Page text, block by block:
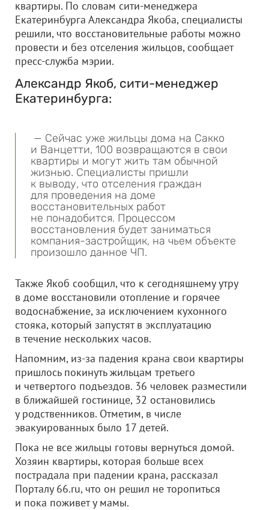
квартиры. По словам сити-менеджера
Екатеринбурга Александра Якоба, специалисты
решили, что восстановительные работы можно
провести и без отселения жильцов, сообщает
пресс-служба мэрии.
Александр Якоб, сити-менеджер
Екатеринбурга:
— Сейчас уже жильцы дома на Сакко
и Ванцетти, 100 возвращаются в свои
квартиры и могут жить там обычной
жизнью. Специалисты пришли
к выводу, что отселения граждан
для проведения на доме
восстановительных работ
не понадобится. Процессом
восстановления будет заниматься
компания-застройщик, на чьем объекте
произошло данное ЧП.
Также Якоб сообщил, что к сегодняшнему утру
в доме восстановили отопление и горячее
водоснабжение, за исключением кухонного
стояка, который запустят в эксплуатацию
в течение нескольких часов.
Напомним, из-за падения крана свои квартиры
пришлось покинуть жильцам третьего
и четвертого подъездов. 36 человек разместили
в ближайшей гостинице, 32 остановились
у родственников. Отметим, в числе
эвакуированных было 17 детей.
Пока не все жильцы готовы вернуться домой.
Хозяин квартиры, которая больше всех
пострадала при падении крана, рассказал
Порталу 66.ru, что он решил не торопиться
и пока поживет у мамы.